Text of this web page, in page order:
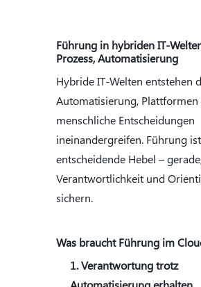
Führung in hybriden IT-
Prozess, Automatisierung
Hybride IT-Welten entstehen
Automatisierung, Plattformen
menschliche Entscheidungen
ineinandergreifen. Führung
entscheidende Hebel –
Verantwortlichkeit und
sichern.
Was braucht Führung im
Verantwortung trotz